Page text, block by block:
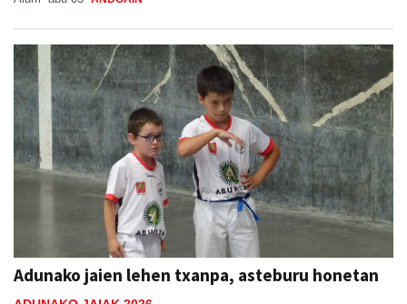
Adunako jaien lehen txanpa, asteburu honetan